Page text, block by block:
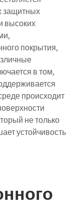
защитных
высоких
покрытия,
в том,
происходит
не только
устойчивость